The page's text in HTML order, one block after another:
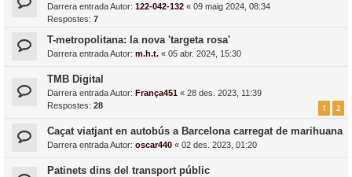
Darrera entrada Autor: 122-042-132 « 09 maig 2024, 08:34
Respostes: 7
T-metropolitana: la nova 'targeta rosa'
Darrera entrada Autor: m.h.t. « 05 abr. 2024, 15:30
TMB Digital
Darrera entrada Autor: França451 « 28 des. 2023, 11:39
Respostes: 28 1 2
Caçat viatjant en autobús a Barcelona carregat de marihuana
Darrera entrada Autor: oscar440 « 02 des. 2023, 01:20
Patinets dins del transport públic